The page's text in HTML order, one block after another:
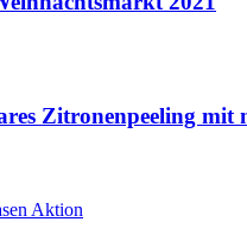
Zitronenpeeling mit